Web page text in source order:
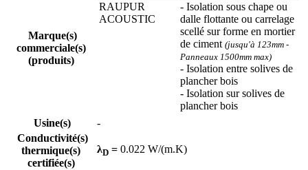
Marque(s)
commerciale(s)
(produits)
RAUPUR
ACOUSTIC
- Isolation sous chape ou
dalle flottante ou carrelage
scellé sur forme en mortier
de ciment (jusqu'à 123mm -
Panneaux 1500mm max)
- Isolation entre solives de
plancher bois
- Isolation sur solives de
plancher bois
Usine(s)
-
Conductivité(s)
thermique(s)
certifiée(s)
λD = 0.022 W/(m.K)